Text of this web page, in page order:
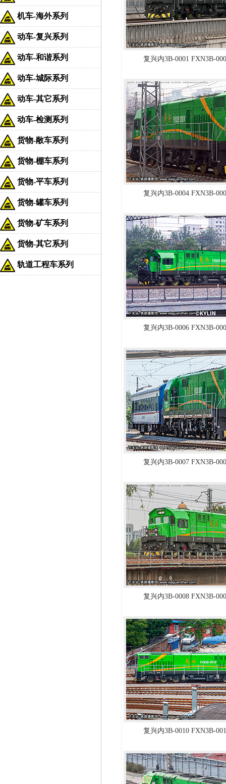
机车-海外系列
动车-复兴系列
动车-和谐系列
动车-城际系列
动车-其它系列
动车-检测系列
货物-敞车系列
货物-棚车系列
货物-平车系列
货物-罐车系列
货物-矿车系列
货物-其它系列
轨道工程车系列
复兴内3B-0001 FXN3B-
复兴内3B-0004 FXN3B-
复兴内3B-0006 FXN3B-
复兴内3B-0007 FXN3B-
复兴内3B-0008 FXN3B-
复兴内3B-0010 FXN3B-